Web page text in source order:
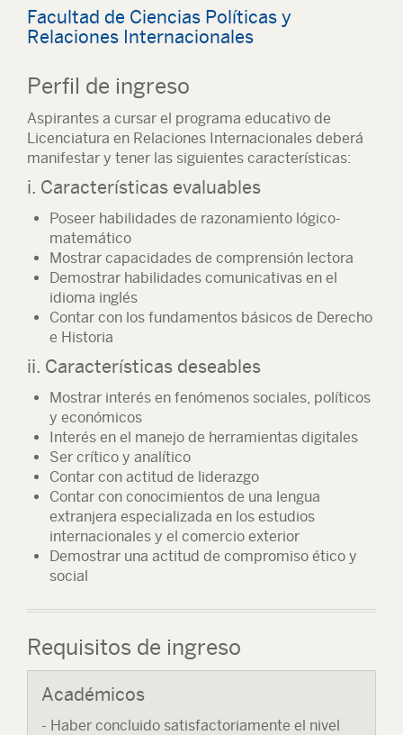
Facultad de Ciencias Políticas y
Relaciones Internacionales
Perfil de ingreso
Aspirantes a cursar el programa educativo de
Licenciatura en Relaciones Internacionales deberá
manifestar y tener las siguientes características:
i. Características evaluables
Poseer habilidades de razonamiento lógico-
matemático
Mostrar capacidades de comprensión lectora
Demostrar habilidades comunicativas en el
idioma inglés
Contar con los fundamentos básicos de Derecho
e Historia
ii. Características deseables
Mostrar interés en fenómenos sociales, políticos
y económicos
Interés en el manejo de herramientas digitales
Ser crítico y analítico
Contar con actitud de liderazgo
Contar con conocimientos de una lengua
extranjera especializada en los estudios
internacionales y el comercio exterior
Demostrar una actitud de compromiso ético y
social
Requisitos de ingreso
Académicos
- Haber concluido satisfactoriamente el nivel